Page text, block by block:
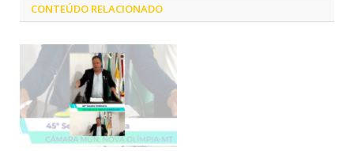
CONTEÚDO RELACIONADO